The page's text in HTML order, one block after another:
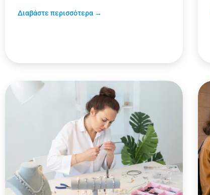
Διαβάστε περισσότερα →